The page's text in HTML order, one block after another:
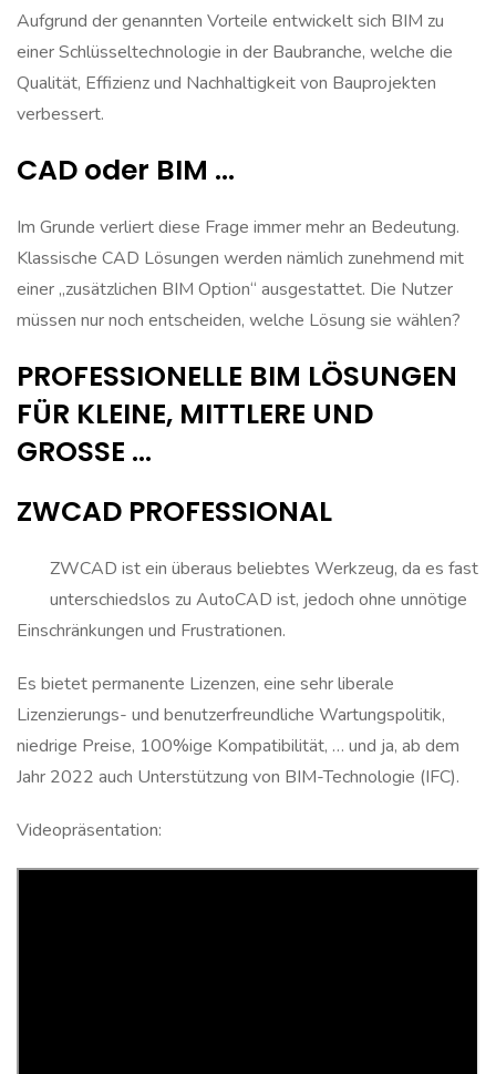
Aufgrund der genannten Vorteile entwickelt sich BIM zu
einer Schlüsseltechnologie in der Baubranche, welche die
Qualität, Effizienz und Nachhaltigkeit von Bauprojekten
verbessert.
CAD oder BIM …
Im Grunde verliert diese Frage immer mehr an Bedeutung.
Klassische CAD Lösungen werden nämlich zunehmend mit
einer „zusätzlichen BIM Option“ ausgestattet. Die Nutzer
müssen nur noch entscheiden, welche Lösung sie wählen?
PROFESSIONELLE BIM LÖSUNGEN
FÜR KLEINE, MITTLERE UND
GROSSE …
ZWCAD PROFESSIONAL
ZWCAD ist ein überaus beliebtes Werkzeug, da es fast
unterschiedslos zu AutoCAD ist, jedoch ohne unnötige
Einschränkungen und Frustrationen.
Es bietet permanente Lizenzen, eine sehr liberale
Lizenzierungs- und benutzerfreundliche Wartungspolitik,
niedrige Preise, 100%ige Kompatibilität, … und ja, ab dem
Jahr 2022 auch Unterstützung von BIM-Technologie (IFC).
Videopräsentation: